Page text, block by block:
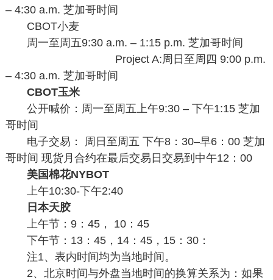
– 4:30 a.m. 芝加哥时间
CBOT小麦
周一至周五9:30 a.m. – 1:15 p.m. 芝加哥时间
Project A:周日至周四 9:00 p.m.
– 4:30 a.m. 芝加哥时间
CBOT玉米
公开喊价：周一至周五上午9:30 – 下午1:15 芝加
哥时间
电子交易： 周日至周五 下午8：30–早6：00 芝加
哥时间 现货月合约在最后交易日交易到中午12：00
美国棉花NYBOT
上午10:30-下午2:40
日本天胶
上午节：9：45， 10：45
下午节：13：45，14：45，15：30：
注1、表内时间均为当地时间。
2、北京时间与外盘当地时间的换算关系为：如果